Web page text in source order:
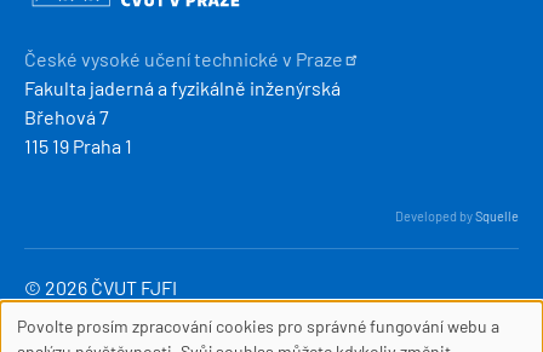
České vysoké učení technické v Praze
Fakulta jaderná a fyzikálně inženýrská
Břehová 7
115 19 Praha 1
Developed bySquelle
© 2026 ČVUT FJFI
webmaster
cvut
cz
(webmaster[at]fjfi[dot]cvut[dot]cz)
Povolte prosím zpracování cookies pro správné fungování webu a